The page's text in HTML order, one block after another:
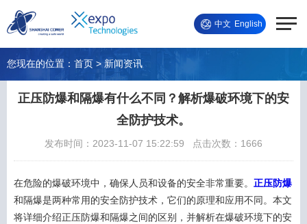
中文 English
您现在的位置： 首页 > 新闻资讯
正压防爆和隔爆有什么不同？解析爆破环境下的安
全防护技术。
发布时间：2023-11-07 15:22:59 点击次数：1666
在危险的爆破环境中，确保人员和设备的安全非常重要。 正压防爆
和隔爆是两种常用的安全防护技术，它们的原理和应用不同。本文
将详细介绍正压防爆和隔爆之间的区别，并解析在爆破环境下的安